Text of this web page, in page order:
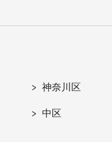
神奈川区
中区